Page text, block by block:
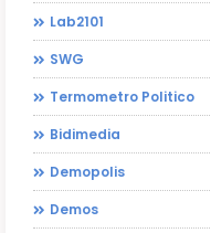
Lab2101
SWG
Termometro Politico
Bidimedia
Demopolis
Demos